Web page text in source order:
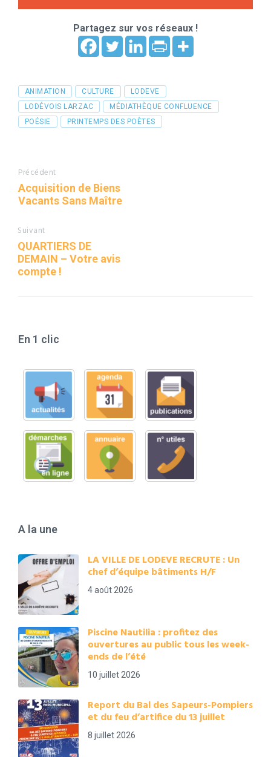
Partagez sur vos réseaux !
Tags
ANIMATION CULTURE
LODEVE
LODÉVOIS LARZAC
MÉDIATHÈQUE CONFLUENCE
POÉSIE
PRINTEMPS DES POÈTES
Précédent
Acquisition de Biens
Vacants Sans Maître
Suivant
QUARTIERS DE
DEMAIN – Votre avis
compte !
En 1 clic
A la une
LA VILLE DE LODEVE RECRUTE : Un
chef d’équipe bâtiments H/F
4 août 2026
Piscine Nautilia : profitez des
ouvertures au public tous les week-
ends de l’été
10 juillet 2026
Report du Bal des Sapeurs-Pompiers
et du feu d’artifice du 13 juillet
8 juillet 2026